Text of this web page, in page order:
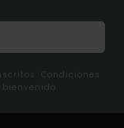
Condiciones